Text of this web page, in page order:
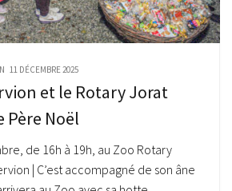
11 DÉCEMBRE 2025
et le Rotary Jorat
Noël
de 16h à 19h, au Zoo Rotary
| C’est accompagné de son âne